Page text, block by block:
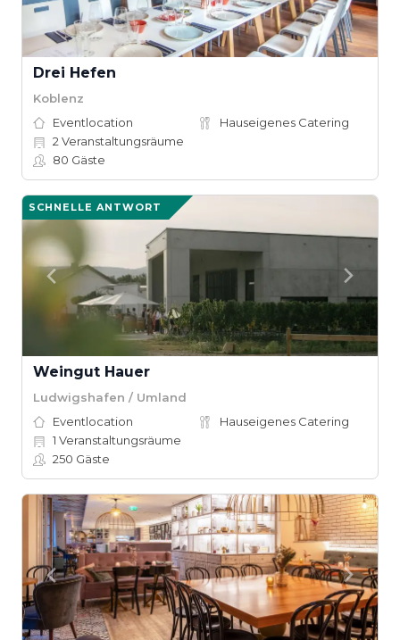
Drei Hefen
Koblenz
Eventlocation
Hauseigenes Catering
2 Veranstaltungsräume
80 Gäste
SCHNELLE ANTWORT
Weingut Hauer
Ludwigshafen / Umland
Eventlocation
Hauseigenes Catering
1 Veranstaltungsräume
250 Gäste